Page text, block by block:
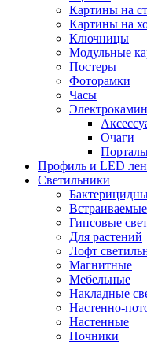
Картины на
Картины на
Ключницы
Модульные
Постеры
Фоторамки
Часы
Очаги
Профиль и LED
Светильники
Встраиваемые
Гипсовые
Для растений
Лофт
Магнитные
Мебельные
Накладные
Настенно-
Настенные
Ночники